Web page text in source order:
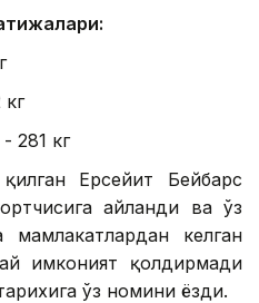
281 кг
Ерсейит Бейбарс
айланди ва ўз
келган
имконият қолдирмади
ўз номини ёзди.